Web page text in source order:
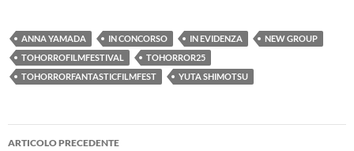
ANNA YAMADA IN CONCORSO IN EVIDENZA
NEW GROUP
TOHORROFILMFESTIVAL
TOHORROR25
TOHORRORFANTASTICFILMFEST
YUTA SHIMOTSU
Navigazione
ARTICOLO PRECEDENTE